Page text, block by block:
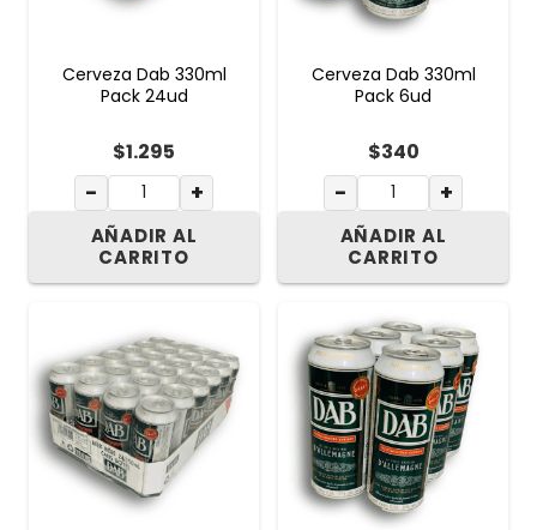
Cerveza Dab 330ml
Pack 24ud
$1.295
− +
AÑADIR AL
CARRITO
Cerveza Dab 330ml
Pack 6ud
$340
− +
AÑADIR AL
CARRITO